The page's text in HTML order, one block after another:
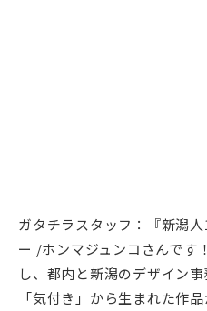
ガタチラスタッフ：『新潟
ー /ホンマジュンコさんです
し、都内と新潟のデザイン
「気付き」から生まれた作